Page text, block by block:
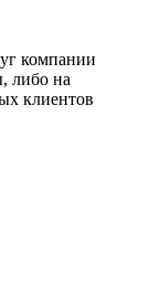
компании
либо на
клиентов